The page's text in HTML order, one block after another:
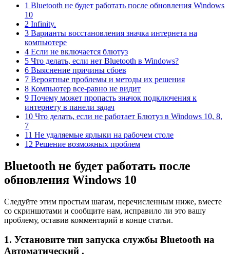
1 Bluetooth не будет работать после обновления Windows
10
2 Infinity.
3 Варианты восстановления значка интернета на
компьютере
4 Если не включается блютуз
5 Что делать, если нет Bluetooth в Windows?
6 Выяснение причины сбоев
7 Вероятные проблемы и методы их решения
8 Компьютер все-равно не видит
9 Почему может пропасть значок подключения к
интернету в панели задач
10 Что делать, если не работает Блютуз в Windows 10, 8,
7
11 Не удаляемые ярлыки на рабочем столе
12 Решение возможных проблем
Bluetooth не будет работать после
обновления Windows 10
Следуйте этим простым шагам, перечисленным ниже, вместе
со скриншотами и сообщите нам, исправило ли это вашу
проблему, оставив комментарий в конце статьи.
1. Установите тип запуска службы Bluetooth на
Автоматический .